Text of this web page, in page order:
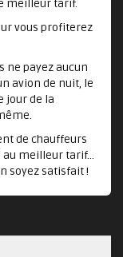
meilleur tarif.
vous profiterez
ne payez aucun
avion de nuit, le
jour de la
de chauffeurs
au meilleur tarif...
soyez satisfait !